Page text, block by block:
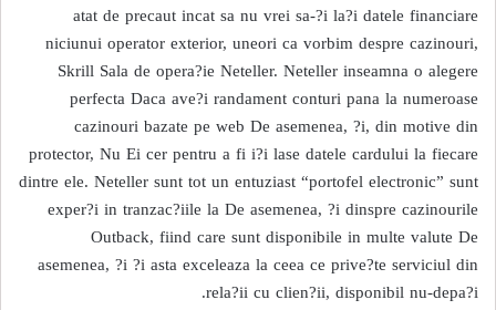
atat de precaut incat sa nu vrei sa-?i la?i datele financiare
niciunui operator exterior, uneori ca vorbim despre cazinouri,
Skrill Sala de opera?ie Neteller. Neteller inseamna o alegere
perfecta Daca ave?i randament conturi pana la numeroase
cazinouri bazate pe web De asemenea, ?i, din motive din
protector, Nu Ei cer pentru a fi i?i lase datele cardului la fiecare
dintre ele. Neteller sunt tot un entuziast “portofel electronic” sunt
exper?i in tranzac?iile la De asemenea, ?i dinspre cazinourile
Outback, fiind care sunt disponibile in multe valute De
asemenea, ?i ?i asta exceleaza la ceea ce prive?te serviciul din
rela?ii cu clien?ii, disponibil nu-depa?i.